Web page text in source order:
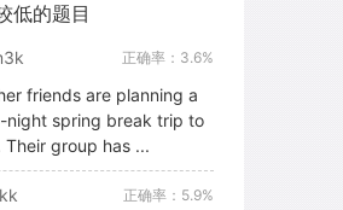
低的题目
正确率：3.6%
friends are planning a
night spring break trip to
Their group has ...
正确率：5.9%